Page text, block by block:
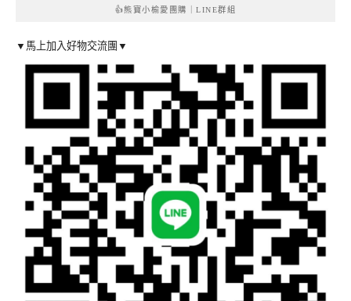
👍熊寶小榆愛團購｜LINE群組
▼馬上加入好物交流團▼